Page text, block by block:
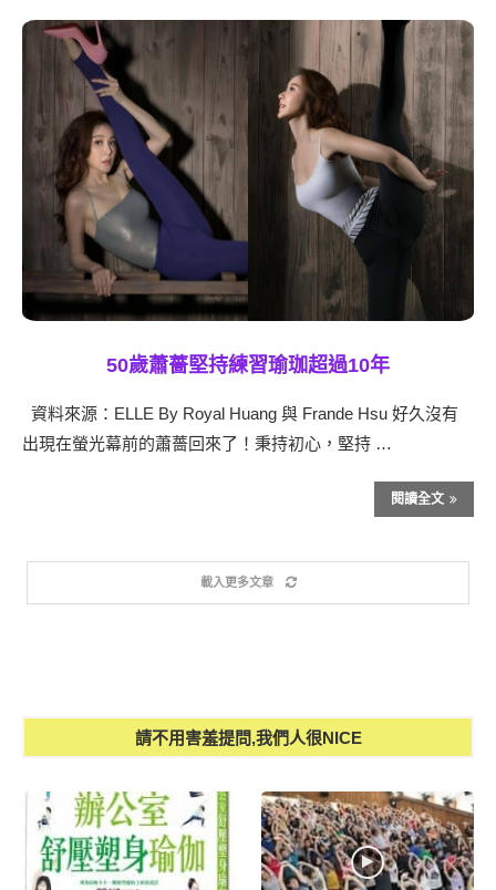
50歲蕭薔堅持練習瑜珈超過10年
資料來源：ELLE By Royal Huang 與 Frande Hsu 好久沒有
出現在螢光幕前的蕭薔回來了！秉持初心，堅持 …
閱讀全文
載入更多文章
請不用害羞提問,我們人很NICE